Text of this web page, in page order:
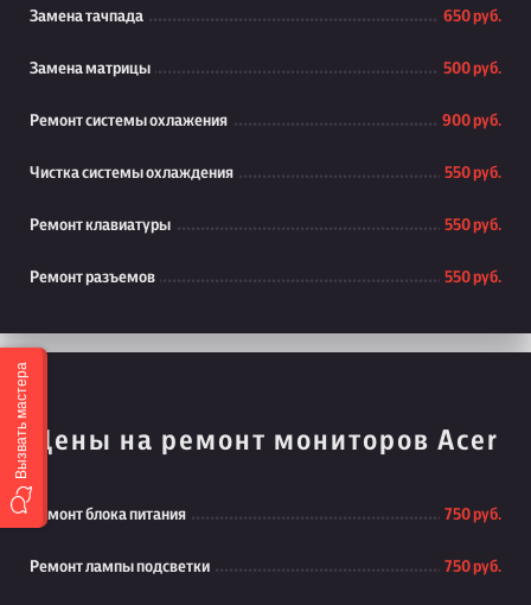
Замена тачпада 650 руб.
Замена матрицы 500 руб.
Ремонт системы охлажения 900 руб.
Чистка системы охлаждения 550 руб.
Ремонт клавиатуры 550 руб.
Ремонт разъемов 550 руб.
Цены на ремонт мониторов Acer
Ремонт блока питания 750 руб.
Ремонт лампы подсветки 750 руб.
Вызвать мастера